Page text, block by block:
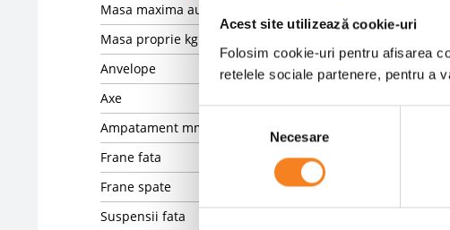
Acest site utilizează cookie-uri
Folosim cookie-uri pentru afisarea
retelele sociale partenere, pentru a
Selecția
consimțământului
Necesare
Masa maxima autorizata kg
Masa proprie kg
Anvelope
40% 315/
Axe
Ampatament mm
Frane fata
Frane spate
Suspensii fata